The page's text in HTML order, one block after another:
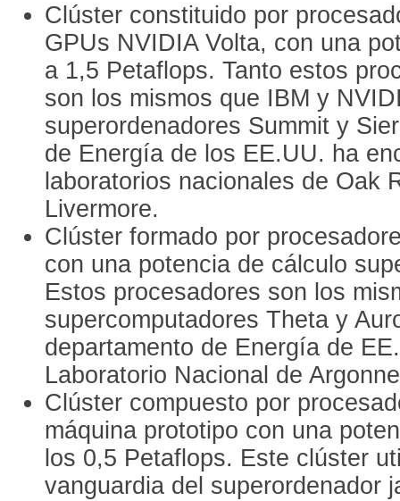
Clúster constituido por
GPUs NVIDIA Volta, con una
a 1,5 Petaflops. Tanto estos
son los mismos que IBM y
superordenadores Summit y
de Energía de los EE.UU. ha
laboratorios nacionales de Oak
Livermore.
Clúster formado por
con una potencia de cálculo
Estos procesadores son los
supercomputadores Theta y
departamento de Energía de
Laboratorio Nacional de
Clúster compuesto por
máquina prototipo con una
los 0,5 Petaflops. Este clúster
vanguardia del superordenador